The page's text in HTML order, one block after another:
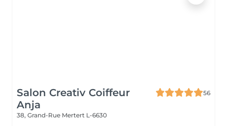
Salon Creativ Coiffeur
Anja
56
38, Grand-Rue Mertert L-6630